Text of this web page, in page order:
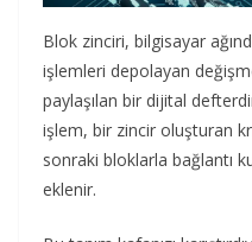
Blok zinciri, bilgisayar
işlemleri depolayan
paylaşılan bir dijital
işlem, bir zincir oluşturan
sonraki bloklarla bağlantı
eklenir.